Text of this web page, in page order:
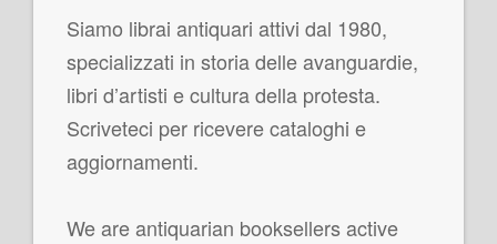
Siamo librai antiquari attivi dal 1980,
specializzati in storia delle avanguardie,
libri d’artisti e cultura della protesta.
Scriveteci per ricevere cataloghi e
aggiornamenti.
We are antiquarian booksellers active